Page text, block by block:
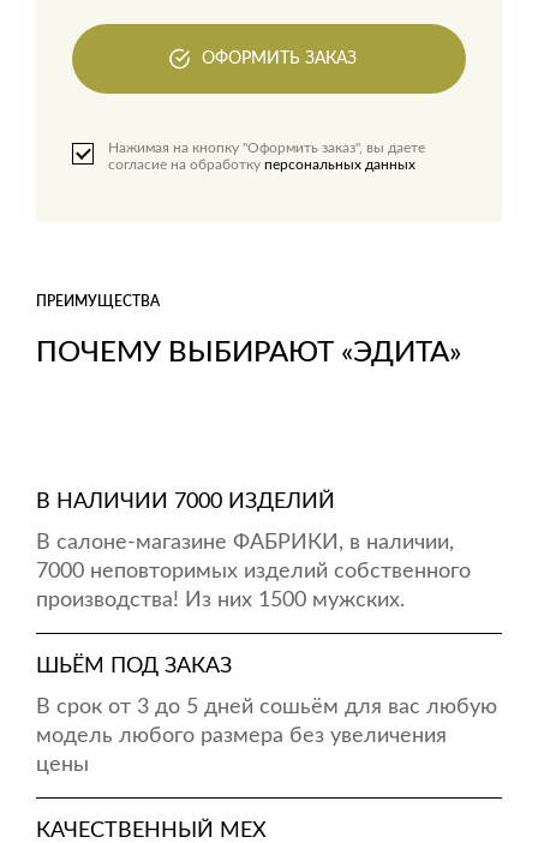
ОФОРМИТЬ ЗАКАЗ
Нажимая на кнопку "Оформить заказ", вы даете
согласие на обработку персональных данных
ПОЧЕМУ ВЫБИРАЮТ «ЭДИТА»
ПРЕИМУЩЕСТВА
В НАЛИЧИИ 7000 ИЗДЕЛИЙ
В салоне-магазине ФАБРИКИ, в наличии,
7000 неповторимых изделий собственного
производства! Из них 1500 мужских.
ШЬЁМ ПОД ЗАКАЗ
В срок от 3 до 5 дней сошьём для вас любую
модель любого размера без увеличения
цены
КАЧЕСТВЕННЫЙ МЕХ